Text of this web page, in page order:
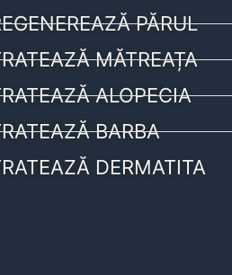
PĂRUL
MĂTREAȚA
ALOPECIA
BARBA
DERMATITA